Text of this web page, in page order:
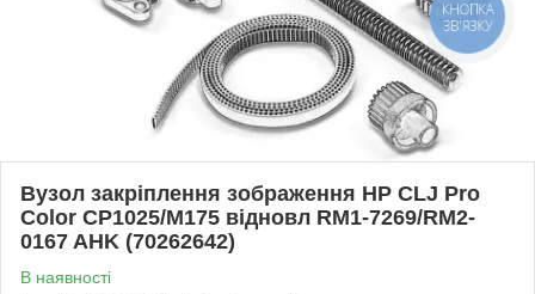
Вузол закріплення зображення HP CLJ Pro
Color CP1025/M175 відновл RM1-7269/RM2-
0167 AHK (70262642)
В наявності
КНОПКА
ЗВ'ЯЗКУ